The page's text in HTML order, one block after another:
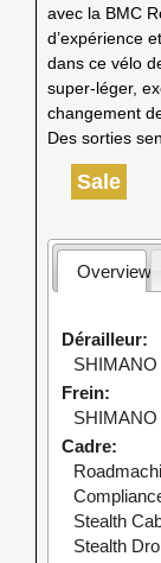
avec la BMC
d’expérience
dans ce vélo
super-léger,
changement
Des sorties
Sale
Overview
Dérailleur
SHIMANO
Frein
SHIMANO
Cadre
Stealth
Stealth